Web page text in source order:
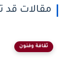
مقالات قد
ثقافة وفنون